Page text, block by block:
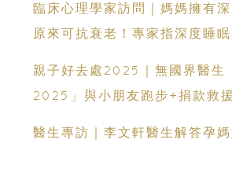
臨床心理學家訪問｜媽媽擁有深
原來可抗衰老！專家指深度睡眠
親子好去處2025｜無國界醫生
2025」與小朋友跑步+捐款救
醫生專訪｜李文軒醫生解答孕